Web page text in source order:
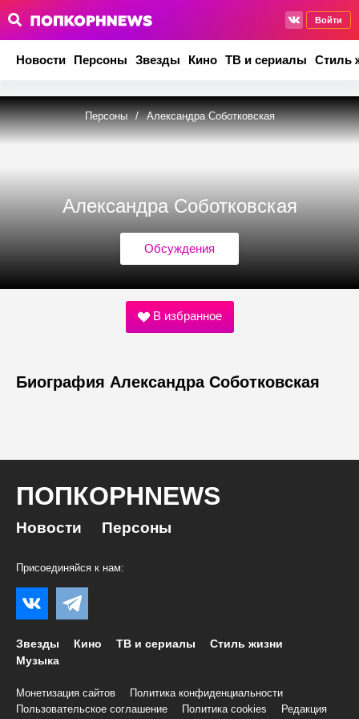
Войти
Новости Персоны Звезды Кино ТВ и сериалы Стиль
Персоны / Александра Соботковская
Александра Соботковская
Обсуждения
В избранное
Биография Александра Соботковская
ПОПКОРНNEWS
Новости Персоны
Присоединяйся к нам:
Звезды Кино ТВ и сериалы
Стиль жизни
Музыка
Монетизация сайтов
Политика конфиденциальности
Пользовательское соглашение
Политика cookies Редакция